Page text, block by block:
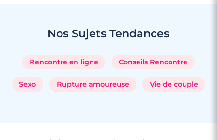
Nos Sujets Tendances
Rencontre en ligne Conseils Rencontre
Sexo Rupture amoureuse Vie de couple